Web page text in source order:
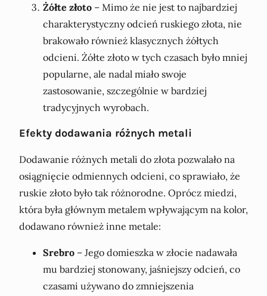
Żółte złoto – Mimo że nie jest to najbardziej
charakterystyczny odcień ruskiego złota, nie
brakowało również klasycznych żółtych
odcieni. Żółte złoto w tych czasach było mniej
popularne, ale nadal miało swoje
zastosowanie, szczególnie w bardziej
tradycyjnych wyrobach.
Efekty dodawania różnych metali
Dodawanie różnych metali do złota pozwalało na
osiągnięcie odmiennych odcieni, co sprawiało, że
ruskie złoto było tak różnorodne. Oprócz miedzi,
która była głównym metalem wpływającym na kolor,
dodawano również inne metale:
Srebro – Jego domieszka w złocie nadawała
mu bardziej stonowany, jaśniejszy odcień, co
czasami używano do zmniejszenia